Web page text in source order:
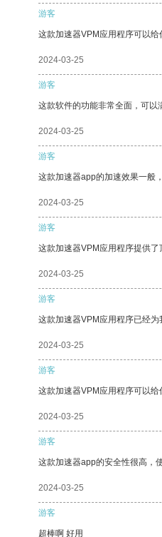
游客
这款加速器VPM应用程序可以给
2024-03-25
游客
这款软件的功能非常全面，可以
2024-03-25
游客
这款加速器app的加速效果一般
2024-03-25
游客
这款加速器VPM应用程序提供了
2024-03-25
游客
这款加速器VPM应用程序已经为
2024-03-25
游客
这款加速器VPM应用程序可以给
2024-03-25
游客
这款加速器app的安全性很高，
2024-03-25
游客
超棒啊 好用